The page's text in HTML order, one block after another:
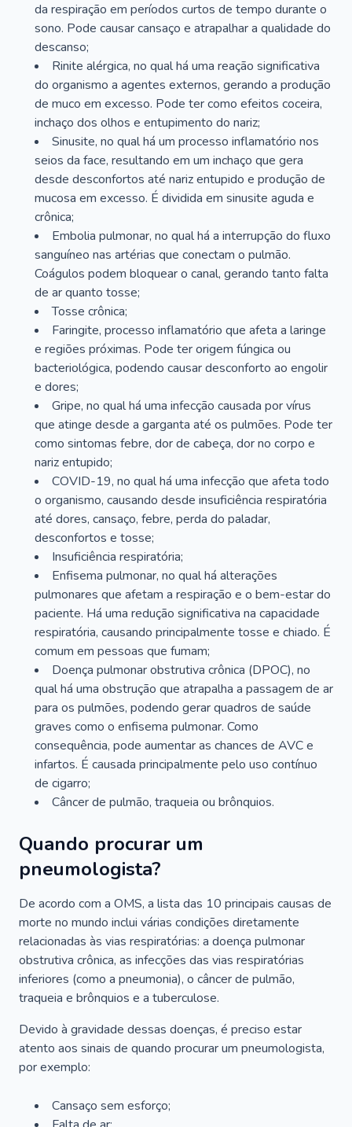
da respiração em períodos curtos de tempo durante o
sono. Pode causar cansaço e atrapalhar a qualidade do
descanso;
Rinite alérgica, no qual há uma reação significativa
do organismo a agentes externos, gerando a produção
de muco em excesso. Pode ter como efeitos coceira,
inchaço dos olhos e entupimento do nariz;
Sinusite, no qual há um processo inflamatório nos
seios da face, resultando em um inchaço que gera
desde desconfortos até nariz entupido e produção de
mucosa em excesso. É dividida em sinusite aguda e
crônica;
Embolia pulmonar, no qual há a interrupção do fluxo
sanguíneo nas artérias que conectam o pulmão.
Coágulos podem bloquear o canal, gerando tanto falta
de ar quanto tosse;
Tosse crônica;
Faringite, processo inflamatório que afeta a laringe
e regiões próximas. Pode ter origem fúngica ou
bacteriológica, podendo causar desconforto ao engolir
e dores;
Gripe, no qual há uma infecção causada por vírus
que atinge desde a garganta até os pulmões. Pode ter
como sintomas febre, dor de cabeça, dor no corpo e
nariz entupido;
COVID-19, no qual há uma infecção que afeta todo
o organismo, causando desde insuficiência respiratória
até dores, cansaço, febre, perda do paladar,
desconfortos e tosse;
Insuficiência respiratória;
Enfisema pulmonar, no qual há alterações
pulmonares que afetam a respiração e o bem-estar do
paciente. Há uma redução significativa na capacidade
respiratória, causando principalmente tosse e chiado. É
comum em pessoas que fumam;
Doença pulmonar obstrutiva crônica (DPOC), no
qual há uma obstrução que atrapalha a passagem de ar
para os pulmões, podendo gerar quadros de saúde
graves como o enfisema pulmonar. Como
consequência, pode aumentar as chances de AVC e
infartos. É causada principalmente pelo uso contínuo
de cigarro;
Câncer de pulmão, traqueia ou brônquios.
Quando procurar um
pneumologista?
De acordo com a OMS, a lista das 10 principais causas de
morte no mundo inclui várias condições diretamente
relacionadas às vias respiratórias: a doença pulmonar
obstrutiva crônica, as infecções das vias respiratórias
inferiores (como a pneumonia), o câncer de pulmão,
traqueia e brônquios e a tuberculose.
Devido à gravidade dessas doenças, é preciso estar
atento aos sinais de quando procurar um pneumologista,
por exemplo:
Cansaço sem esforço;